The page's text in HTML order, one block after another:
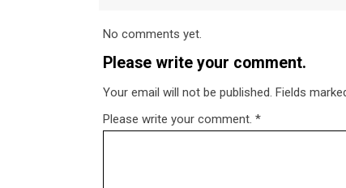
No comments yet.
Please write your comment.
Your email will not be published. Fields
Please write your comment. *